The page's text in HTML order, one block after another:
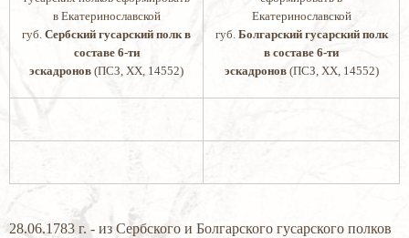
в Екатеринославской
губ. Сербский гусарский полк в
составе 6-ти
эскадронов (ПСЗ, XX, 14552)
Екатеринославской
губ. Болгарский гусарский полк
в составе 6-ти
эскадронов (ПСЗ, XX, 14552)
28.06.1783 г. - из Сербского и Болгарского гусарского полков